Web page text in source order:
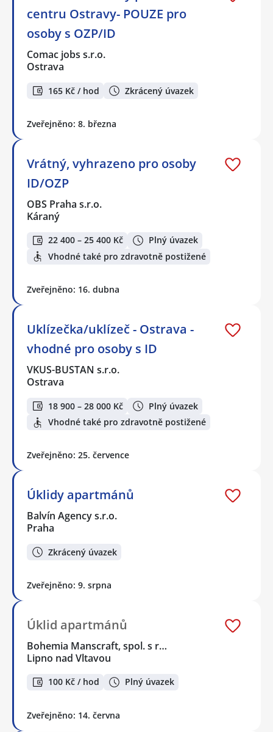
centru Ostravy- POUZE pro
osoby s OZP/ID
Comac jobs s.r.o.
Ostrava
165 Kč / hod Zkrácený úvazek
Zveřejněno: 8. března
Vrátný, vyhrazeno pro osoby
ID/OZP
OBS Praha s.r.o.
Káraný
22 400 – 25 400 Kč
Plný úvazek
Vhodné také pro zdravotně postižené
Zveřejněno: 16. dubna
Uklízečka/uklízeč - Ostrava -
vhodné pro osoby s ID
VKUS-BUSTAN s.r.o.
Ostrava
18 900 – 28 000 Kč
Plný úvazek
Vhodné také pro zdravotně postižené
Zveřejněno: 25. července
Úklidy apartmánů
Balvín Agency s.r.o.
Praha
Zkrácený úvazek
Zveřejněno: 9. srpna
Úklid apartmánů
Bohemia Manscraft, spol. s r…
Lipno nad Vltavou
100 Kč / hod Plný úvazek
Zveřejněno: 14. června